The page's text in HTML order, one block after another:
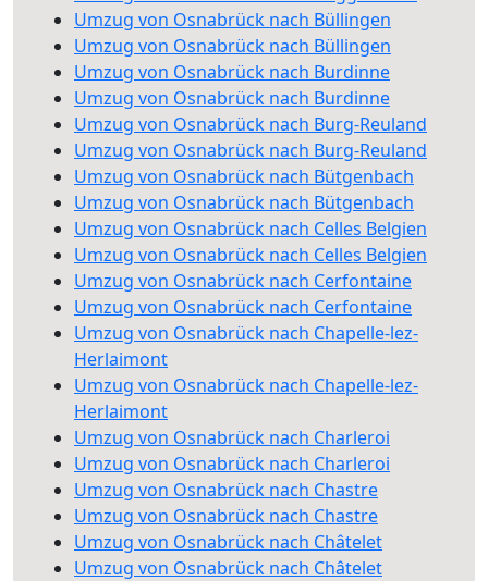
Umzug von Osnabrück nach Büllingen
Umzug von Osnabrück nach Büllingen
Umzug von Osnabrück nach Burdinne
Umzug von Osnabrück nach Burdinne
Umzug von Osnabrück nach Burg-Reuland
Umzug von Osnabrück nach Burg-Reuland
Umzug von Osnabrück nach Bütgenbach
Umzug von Osnabrück nach Bütgenbach
Umzug von Osnabrück nach Celles Belgien
Umzug von Osnabrück nach Celles Belgien
Umzug von Osnabrück nach Cerfontaine
Umzug von Osnabrück nach Cerfontaine
Umzug von Osnabrück nach Chapelle-lez-
Herlaimont
Umzug von Osnabrück nach Chapelle-lez-
Herlaimont
Umzug von Osnabrück nach Charleroi
Umzug von Osnabrück nach Charleroi
Umzug von Osnabrück nach Chastre
Umzug von Osnabrück nach Chastre
Umzug von Osnabrück nach Châtelet
Umzug von Osnabrück nach Châtelet